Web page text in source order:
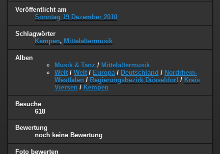
Veröffentlicht am
Sonntag 19 Dezember 2010
Schlagwörter
Kempen, Mittelaltermusik
Alben
Musik & Tanz / Mittelaltermusik
Welt / Welt / Europa / Deutschland / Nordrhein-
Westfalen / Regierungsbezirk Düsseldorf/ Kreis
Viersen / Kempen
Besuche
618
Bewertung
noch keine Bewertung
Foto bewerten